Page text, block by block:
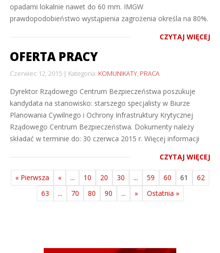
opadami lokalnie nawet do 60 mm. IMGW
prawdopodobieństwo wystąpienia zagrożenia określa na 80%.
CZYTAJ WIĘCEJ
OFERTA PRACY
Czerwiec 12, 2015 Kategoria: KOMUNIKATY, PRACA
Dyrektor Rządowego Centrum Bezpieczeństwa poszukuje
kandydata na stanowisko: starszego specjalisty w Biurze
Planowania Cywilnego i Ochrony Infrastruktury Krytycznej
Rządowego Centrum Bezpieczeństwa. Dokumenty należy
składać w terminie do: 30 czerwca 2015 r. Więcej informacji
CZYTAJ WIĘCEJ
« Pierwsza « ... 10 20 30 ... 59 60 61
62
63
... 70 80 90 ... » Ostatnia »